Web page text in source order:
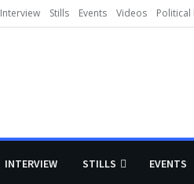
Interview Stills Events Videos Political
INTERVIEW STILLS EVENTS